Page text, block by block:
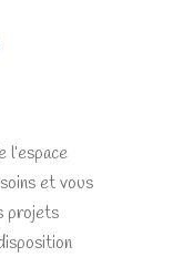
l’espace
et vous
projets